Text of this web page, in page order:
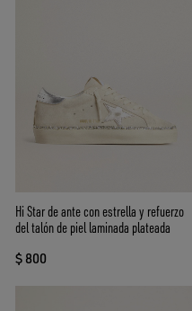
Hi Star de ante con estrella y refuerzo
del talón de piel laminada plateada
$ 800